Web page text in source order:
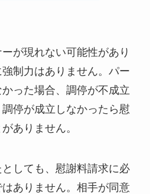
が現れない可能性があり
制力はありません。パー
った場合、調停が不成立
停が成立しなかったら慰
ありません。
しても、慰謝料請求に必
ありません。相手が同意